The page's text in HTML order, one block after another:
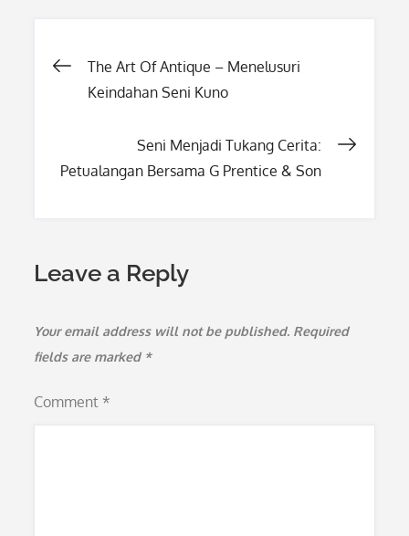
Post
The Art Of Antique – Menelusuri
Keindahan Seni Kuno
Seni Menjadi Tukang Cerita:
Petualangan Bersama G Prentice & Son
Leave a Reply
Your email address will not be published. Required
fields are marked *
Comment *